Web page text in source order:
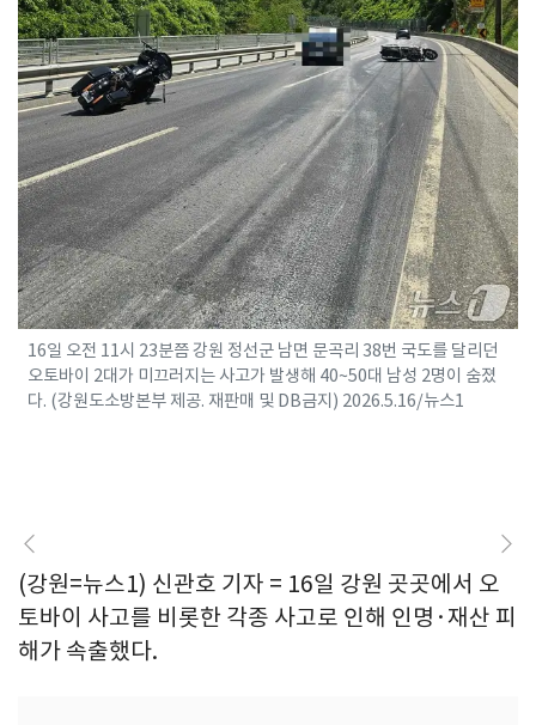
16일 오전 11시 23분쯤 강원 정선군 남면 문곡리 38번 국도를 달리던
오토바이 2대가 미끄러지는 사고가 발생해 40~50대 남성 2명이 숨졌
다. (강원도소방본부 제공. 재판매 및 DB금지) 2026.5.16/뉴스1
(강원=뉴스1) 신관호 기자 = 16일 강원 곳곳에서 오
토바이 사고를 비롯한 각종 사고로 인해 인명·재산 피
해가 속출했다.